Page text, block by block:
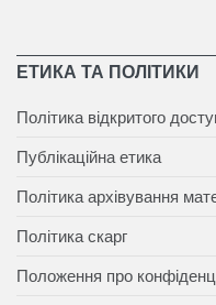
ЕТИКА ТА ПОЛІТИКИ
Політика відкритого
Публікаційна етика
Політика архівування
Політика скарг
Положення про